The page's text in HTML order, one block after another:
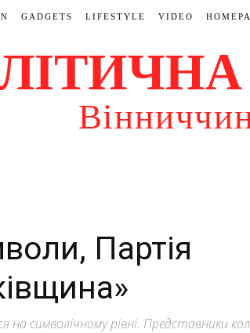
GADGETS LIFESTYLE VIDEO
Партія
на символічному рівні. Представники